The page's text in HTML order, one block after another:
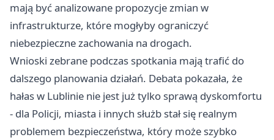
mają być analizowane propozycje zmian w
infrastrukturze, które mogłyby ograniczyć
niebezpieczne zachowania na drogach.
Wnioski zebrane podczas spotkania mają trafić do
dalszego planowania działań. Debata pokazała, że
hałas w Lublinie nie jest już tylko sprawą dyskomfortu
- dla Policji, miasta i innych służb stał się realnym
problemem bezpieczeństwa, który może szybko